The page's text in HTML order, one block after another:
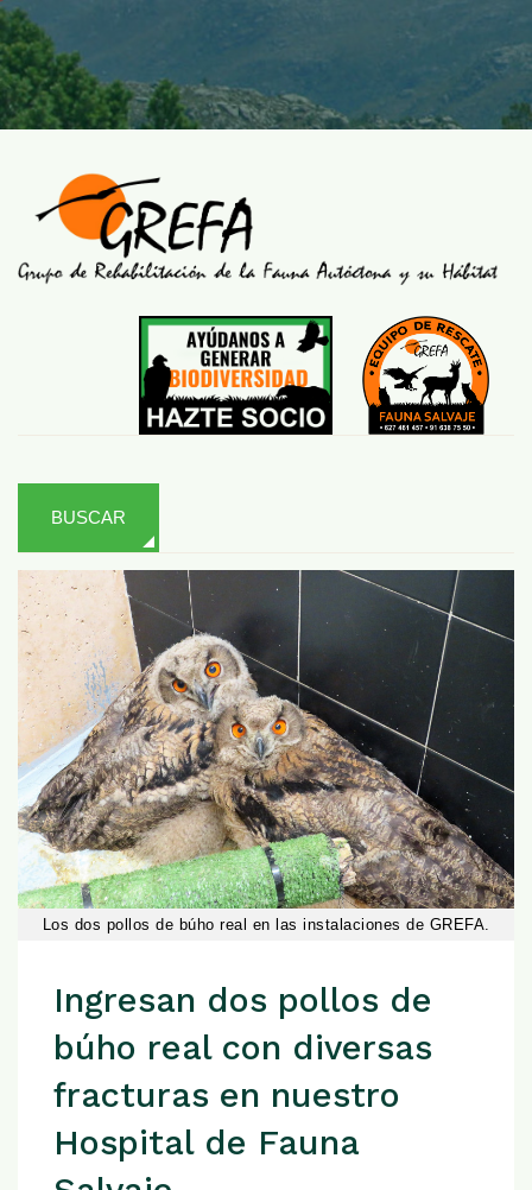
BUSCAR
Los dos pollos de búho real en las instalaciones de GREFA.
Ingresan dos pollos de
búho real con diversas
fracturas en nuestro
Hospital de Fauna